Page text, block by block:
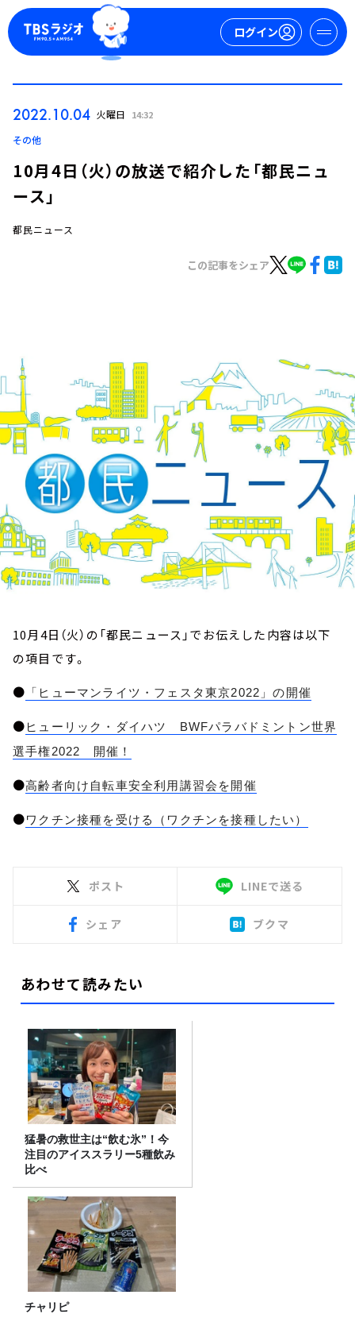
ログイン
イベント・グッズ
YouTube
会社情報
2022.10.04 火曜日 14:32
その他
10月4日（火）の放送で紹介した「都民ニュ
ース」
都民ニュース
この記事をシェア
10月4日（火）の「都民ニュース」でお伝えした内容は以下
の項目です。
● 「ヒューマンライツ・フェスタ東京2022」の開催
● ヒューリック・ダイハツ BWFパラバドミントン世界
選手権2022 開催！
●高齢者向け自転車安全利用講習会を開催
●ワクチン接種を受ける（ワクチンを接種したい）
ポスト LINEで送る
シェア ブクマ
あわせて読みたい
猛暑の救世主は“飲む氷”！今
注目のアイススラリー5種飲み
比べ
チャリピ